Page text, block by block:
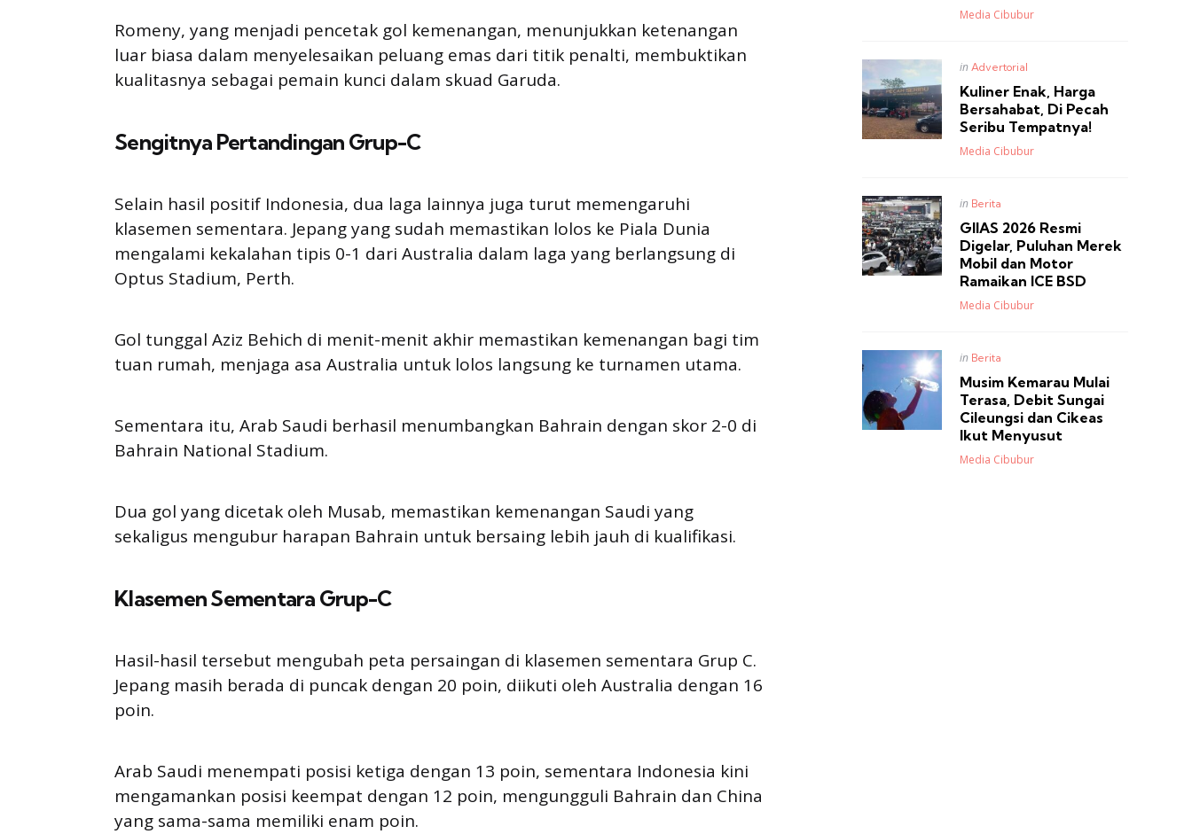
Romeny, yang menjadi pencetak gol kemenangan, menunjukkan ketenangan
luar biasa dalam menyelesaikan peluang emas dari titik penalti, membuktikan
kualitasnya sebagai pemain kunci dalam skuad Garuda.
Sengitnya Pertandingan Grup-C
Selain hasil positif Indonesia, dua laga lainnya juga turut memengaruhi
klasemen sementara. Jepang yang sudah memastikan lolos ke Piala Dunia
mengalami kekalahan tipis 0-1 dari Australia dalam laga yang berlangsung di
Optus Stadium, Perth.
Gol tunggal Aziz Behich di menit-menit akhir memastikan kemenangan bagi tim
tuan rumah, menjaga asa Australia untuk lolos langsung ke turnamen utama.
Sementara itu, Arab Saudi berhasil menumbangkan Bahrain dengan skor 2-0 di
Bahrain National Stadium.
Dua gol yang dicetak oleh Musab, memastikan kemenangan Saudi yang
sekaligus mengubur harapan Bahrain untuk bersaing lebih jauh di kualifikasi.
Klasemen Sementara Grup-C
Hasil-hasil tersebut mengubah peta persaingan di klasemen sementara Grup C.
Jepang masih berada di puncak dengan 20 poin, diikuti oleh Australia dengan 16
poin.
Arab Saudi menempati posisi ketiga dengan 13 poin, sementara Indonesia kini
mengamankan posisi keempat dengan 12 poin, mengungguli Bahrain dan China
yang sama-sama memiliki enam poin.
Posted
Media Cibubur
Posted
in Advertorial
Kuliner Enak, Harga
Bersahabat, Di Pecah
Seribu Tempatnya!
Posted
Media Cibubur
Posted
in Berita
GIIAS 2026 Resmi
Digelar, Puluhan Merek
Mobil dan Motor
Ramaikan ICE BSD
Posted
Media Cibubur
Posted
in Berita
Musim Kemarau Mulai
Terasa, Debit Sungai
Cileungsi dan Cikeas
Ikut Menyusut
Posted
Media Cibubur